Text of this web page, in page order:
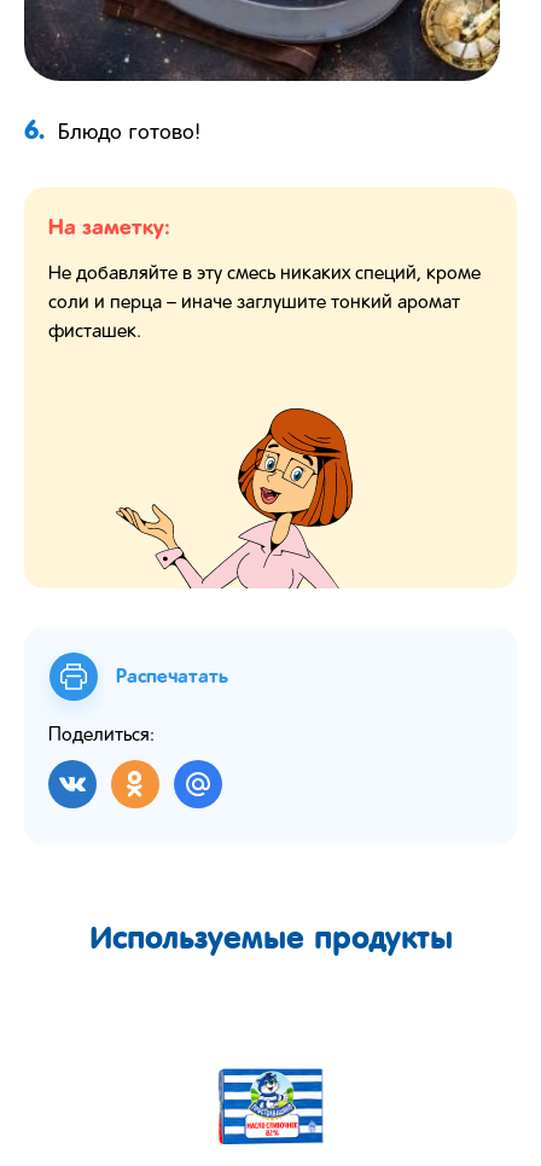
6. Блюдо готово!
На заметку:
Не добавляйте в эту смесь никаких специй, кроме
соли и перца – иначе заглушите тонкий аромат
фисташек.
Распечатать
Поделиться:
Используемые продукты